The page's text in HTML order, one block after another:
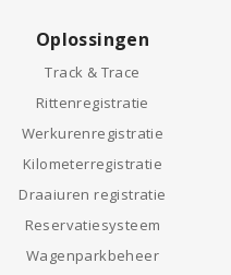
Oplossingen
Track & Trace
Rittenregistratie
Werkurenregistratie
Kilometerregistratie
Draaiuren registratie
Reservatiesysteem
Wagenparkbeheer